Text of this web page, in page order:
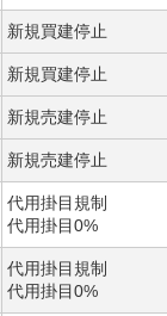
新規買建停止
新規買建停止
新規売建停止
新規売建停止
代用掛目規制
代用掛目0%
代用掛目規制
代用掛目0%